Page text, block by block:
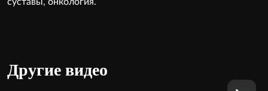
Другие видео